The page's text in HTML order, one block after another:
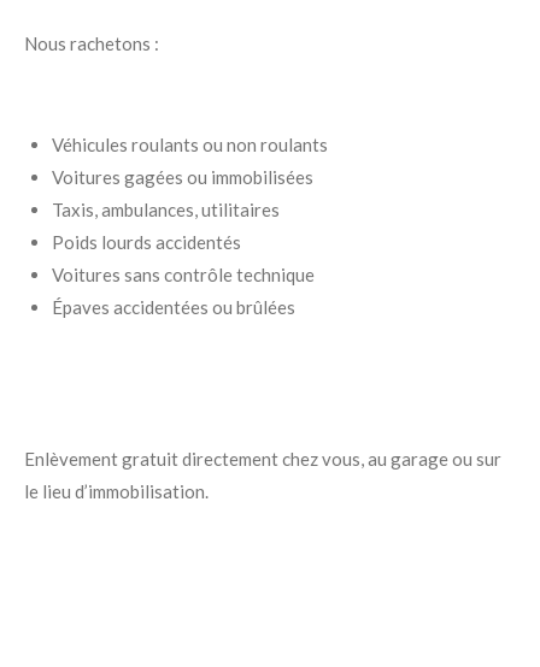
Nous rachetons :
Véhicules roulants ou non roulants
Voitures gagées ou immobilisées
Taxis, ambulances, utilitaires
Poids lourds accidentés
Voitures sans contrôle technique
Épaves accidentées ou brûlées
Enlèvement gratuit directement chez vous, au garage ou sur
le lieu d’immobilisation.